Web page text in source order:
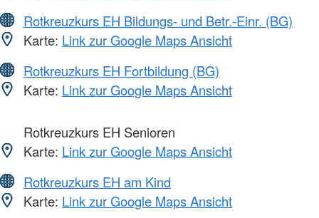
Rotkreuzkurs EH Bildungs- und Betr.-Einr. (BG)
Karte: Link zur Google Maps Ansicht
Rotkreuzkurs EH Fortbildung (BG)
Karte: Link zur Google Maps Ansicht
Rotkreuzkurs EH Senioren
Karte: Link zur Google Maps Ansicht
Rotkreuzkurs EH am Kind
Karte: Link zur Google Maps Ansicht